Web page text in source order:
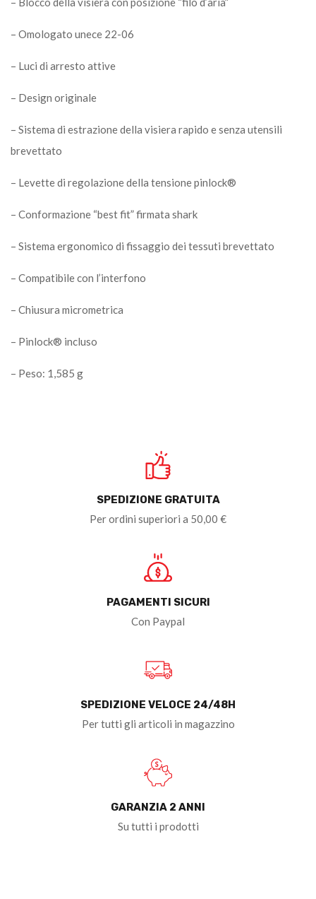
– Omologato unece 22-06
– Luci di arresto attive
– Design originale
– Sistema di estrazione della visiera rapido e senza utensili
brevettato
– Levette di regolazione della tensione pinlock®
– Conformazione “best fit” firmata shark
– Sistema ergonomico di fissaggio dei tessuti brevettato
– Compatibile con l’interfono
– Chiusura micrometrica
– Pinlock® incluso
– Peso: 1,585 g
SPEDIZIONE GRATUITA
Per ordini superiori a 50,00 €
PAGAMENTI SICURI
Con Paypal
SPEDIZIONE VELOCE 24/48H
Per tutti gli articoli in magazzino
GARANZIA 2 ANNI
Su tutti i prodotti